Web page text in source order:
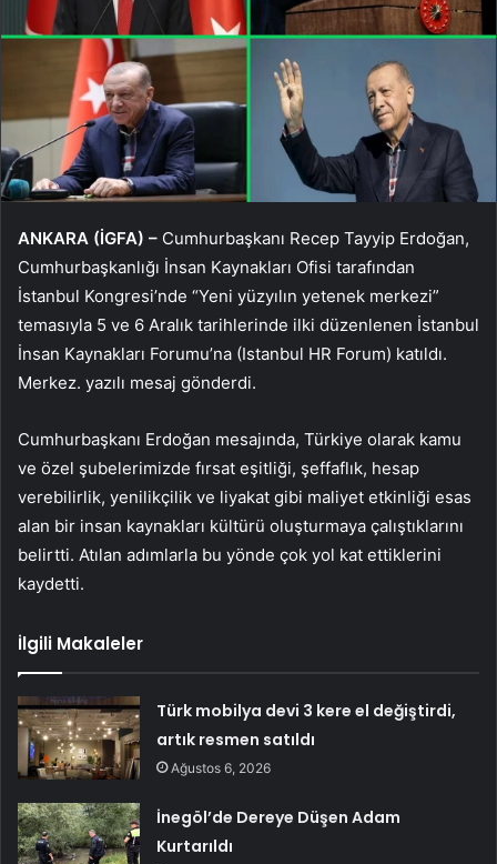
ANKARA (İGFA) – Cumhurbaşkanı Recep Tayyip Erdoğan,
Cumhurbaşkanlığı İnsan Kaynakları Ofisi tarafından
İstanbul Kongresi’nde “Yeni yüzyılın yetenek merkezi”
temasıyla 5 ve 6 Aralık tarihlerinde ilki düzenlenen İstanbul
İnsan Kaynakları Forumu’na (Istanbul HR Forum) katıldı.
Merkez. yazılı mesaj gönderdi.
Cumhurbaşkanı Erdoğan mesajında, Türkiye olarak kamu
ve özel şubelerimizde fırsat eşitliği, şeffaflık, hesap
verebilirlik, yenilikçilik ve liyakat gibi maliyet etkinliği esas
alan bir insan kaynakları kültürü oluşturmaya çalıştıklarını
belirtti. Atılan adımlarla bu yönde çok yol kat ettiklerini
kaydetti.
İlgili Makaleler
Türk mobilya devi 3 kere el değiştirdi,
artık resmen satıldı
Ağustos 6, 2026
İnegöl’de Dereye Düşen Adam
Kurtarıldı